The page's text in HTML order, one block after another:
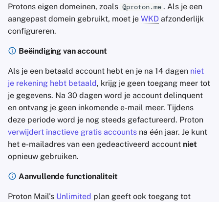
Protons eigen domeinen, zoals @proton.me . Als je een
aangepast domein gebruikt, moet je WKD afzonderlijk
configureren.
Beëindiging van account
Als je een betaald account hebt en je na 14 dagen niet
je rekening hebt betaald, krijg je geen toegang meer tot
je gegevens. Na 30 dagen word je account delinquent
en ontvang je geen inkomende e-mail meer. Tijdens
deze periode word je nog steeds gefactureerd. Proton
verwijdert inactieve gratis accounts na één jaar. Je kunt
het e-mailadres van een gedeactiveerd account niet
opnieuw gebruiken.
Aanvullende functionaliteit
Proton Mail's Unlimited plan geeft ook toegang tot